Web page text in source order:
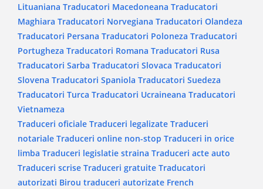
Lituaniana Traducatori Macedoneana Traducatori
Maghiara Traducatori Norvegiana Traducatori Olandeza
Traducatori Persana Traducatori Poloneza Traducatori
Portugheza Traducatori Romana Traducatori Rusa
Traducatori Sarba Traducatori Slovaca Traducatori
Slovena Traducatori Spaniola Traducatori Suedeza
Traducatori Turca Traducatori Ucraineana Traducatori
Vietnameza
Traduceri oficiale Traduceri legalizate Traduceri
notariale Traduceri online non-stop Traduceri in orice
limba Traduceri legislatie straina Traduceri acte auto
Traduceri scrise Traduceri gratuite Traducatori
autorizati Birou traduceri autorizate French